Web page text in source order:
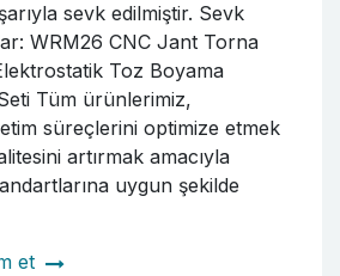
sevk edilmiştir. Sevk
WRM26 CNC Jant Torna
Toz Boyama
Tüm ürünlerimiz,
süreçlerini optimize etmek
artırmak amacıyla
uygun şekilde
et